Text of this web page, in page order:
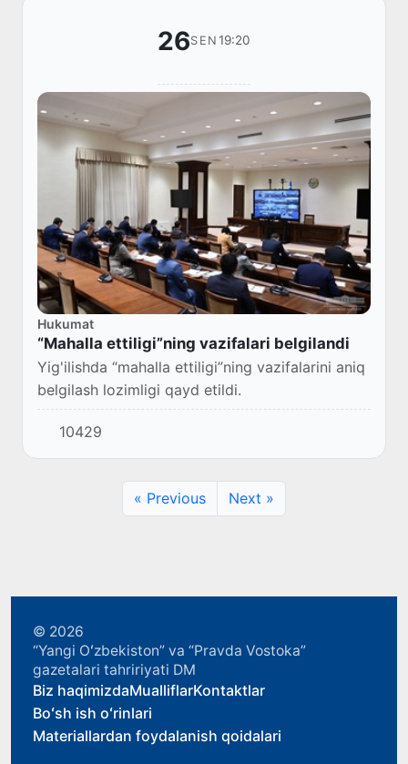
26SEN 19:20
Hukumat
“Mahalla ettiligi”ning vazifalari belgilandi
Yig'ilishda “mahalla ettiligi”ning vazifalarini aniq
belgilash lozimligi qayd etildi.
10429
« Previous Next »
© 2026
“Yangi Oʻzbekiston” va “Pravda Vostoka”
gazetalari tahririyati DM
Biz haqimizdaMualliflarKontaktlar
Boʻsh ish oʻrinlari
Materiallardan foydalanish qoidalari